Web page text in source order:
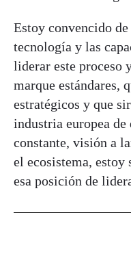
Estoy convencido
tecnología y las
liderar este proceso
marque estándares,
estratégicos y que
industria europea de
constante, visión a
el ecosistema, estoy
esa posición de